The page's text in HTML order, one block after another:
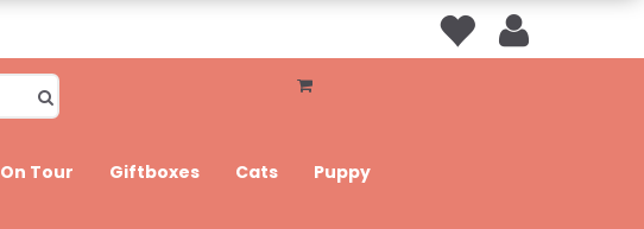
On Tour Giftboxes Cats Puppy